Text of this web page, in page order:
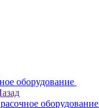
оборудование
оборудование